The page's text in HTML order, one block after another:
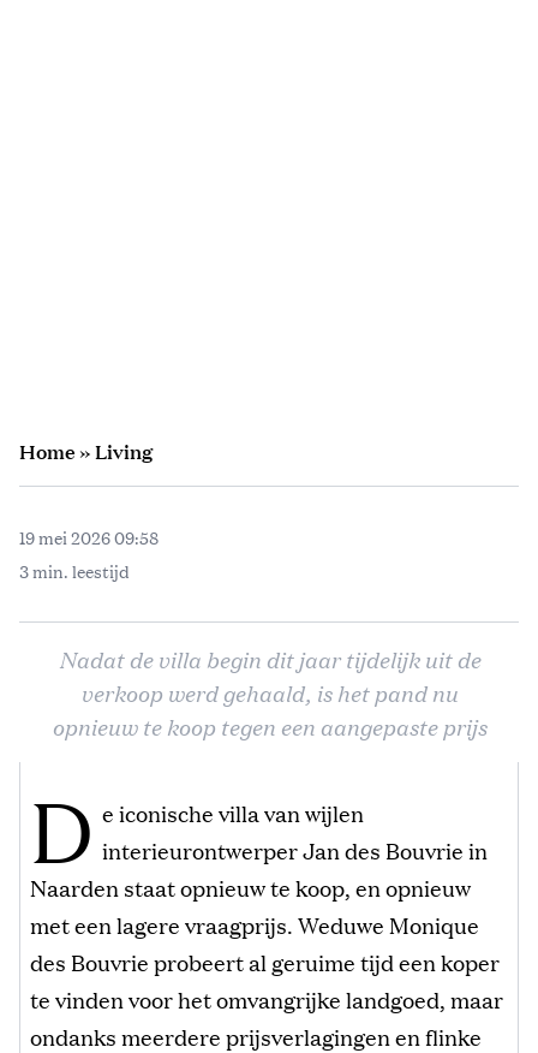
Home»Living
19 mei 2026 09:58
3 min. leestijd
Nadat de villa begin dit jaar tijdelijk uit de
verkoop werd gehaald, is het pand nu
opnieuw te koop tegen een aangepaste prijs
D e iconische villa van wijlen
interieurontwerper Jan des Bouvrie in
Naarden staat opnieuw te koop, en opnieuw
met een lagere vraagprijs. Weduwe Monique
des Bouvrie probeert al geruime tijd een koper
te vinden voor het omvangrijke landgoed, maar
ondanks meerdere prijsverlagingen en flinke